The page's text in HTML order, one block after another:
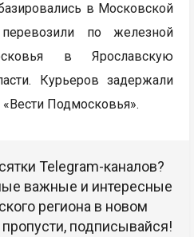
в Московской
по железной
в Ярославскую
Курьеров задержали
Подмосковья».
Telegram-каналов?
важные и интересные
региона в новом
подписывайся!